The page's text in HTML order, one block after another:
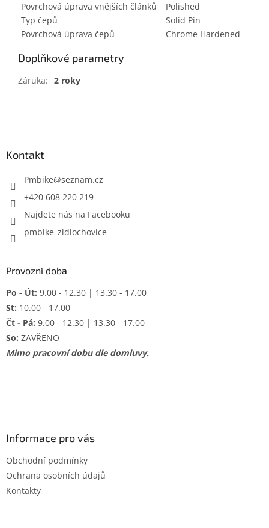
Povrchová úprava vnějších článků
Polished
Typ čepů
Solid Pin
Povrchová úprava čepů
Chrome Hardened
Doplňkové parametry
Záruka: 2 roky
Kontakt
Pmbike@seznam.cz
+420 608 220 219
Najdete nás na Facebooku
pmbike_zidlochovice
Provozní doba
Po - Út: 9.00 - 12.30 | 13.30 - 17.00
St: 10.00 - 17.00
Čt - Pá: 9.00 - 12.30 | 13.30 - 17.00
So: ZAVŘENO
Mimo pracovní dobu dle domluvy.
Informace pro vás
Obchodní podmínky
Ochrana osobních údajů
Kontakty